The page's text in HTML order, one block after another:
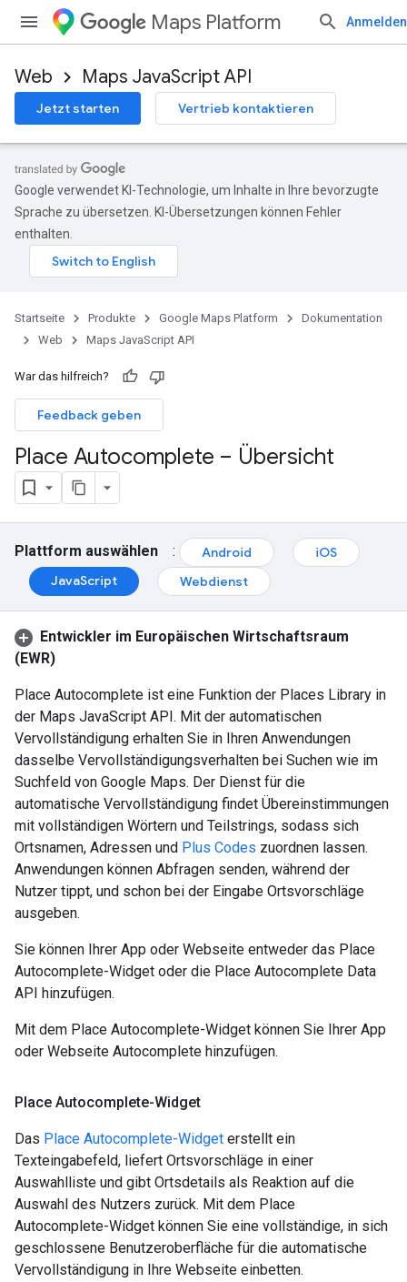
Maps Platform Anmelden
Web Maps JavaScript API
Jetzt starten Vertrieb kontaktieren
Google verwendet KI-Technologie, um Inhalte in Ihre bevorzugte
Sprache zu übersetzen. KI-Übersetzungen können Fehler
enthalten.
Startseite Produkte Google Maps Platform
Dokumentation
Web
Maps JavaScript API
War das hilfreich?
Feedback geben
Place Autocomplete – Übersicht
Plattform auswählen : Android
iOS
JavaScript
Webdienst
Entwickler im Europäischen Wirtschaftsraum
(EWR)
Place Autocomplete ist eine Funktion der Places Library in
der Maps JavaScript API. Mit der automatischen
Vervollständigung erhalten Sie in Ihren Anwendungen
dasselbe Vervollständigungsverhalten bei Suchen wie im
Suchfeld von Google Maps. Der Dienst für die
automatische Vervollständigung findet Übereinstimmungen
mit vollständigen Wörtern und Teilstrings, sodass sich
Ortsnamen, Adressen und Plus Codes zuordnen lassen.
Anwendungen können Abfragen senden, während der
Nutzer tippt, und schon bei der Eingabe Ortsvorschläge
ausgeben.
Sie können Ihrer App oder Webseite entweder das Place
Autocomplete-Widget oder die Place Autocomplete Data
API hinzufügen.
Mit dem Place Autocomplete-Widget können Sie Ihrer App
oder Webseite Autocomplete hinzufügen.
Place Autocomplete-Widget
Das Place Autocomplete-Widget erstellt ein
Texteingabefeld, liefert Ortsvorschläge in einer
Auswahlliste und gibt Ortsdetails als Reaktion auf die
Auswahl des Nutzers zurück. Mit dem Place
Autocomplete-Widget können Sie eine vollständige, in sich
geschlossene Benutzeroberfläche für die automatische
Vervollständigung in Ihre Webseite einbetten.